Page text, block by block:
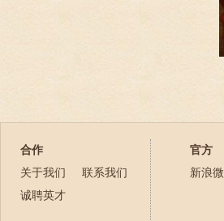
合作
关于我们
联系我们
诚聘英才
官方
新浪